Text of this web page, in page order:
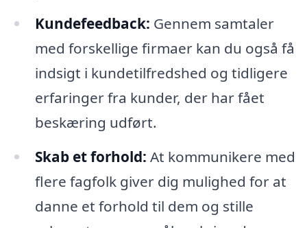
Kundefeedback: Gennem samtaler
med forskellige firmaer kan du også få
indsigt i kundetilfredshed og tidligere
erfaringer fra kunder, der har fået
beskæring udført.
Skab et forhold: At kommunikere med
flere fagfolk giver dig mulighed for at
danne et forhold til dem og stille